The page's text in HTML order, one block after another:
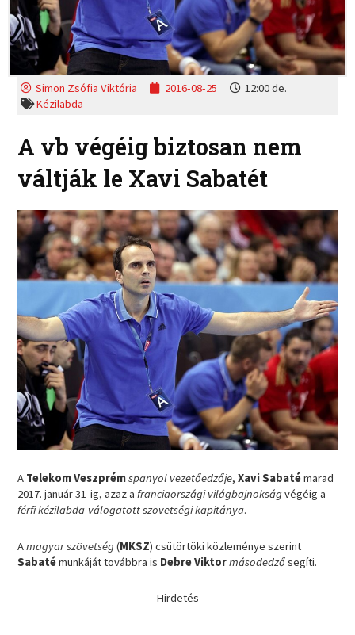
Simon Zsófia Viktória 2016-08-25
12:00 de.
Kézilabda
A vb végéig biztosan nem
váltják le Xavi Sabatét
A Telekom Veszprémspanyol vezetőedzője,Xavi Sabatémarad
2017. január 31-ig, azaz afranciaországi világbajnokságvégéig a
férfi kézilabda-válogatott szövetségi kapitánya.
Amagyar szövetség(MKSZ) csütörtöki közleménye szerint
Sabatémunkáját továbbra is Debre Viktormásodedzősegíti.
Hirdetés